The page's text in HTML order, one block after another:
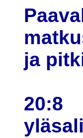
ja
20:8